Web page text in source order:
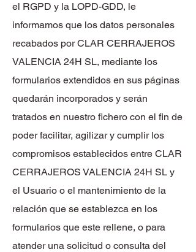
el RGPD y la LOPD-GDD, le
informamos que los datos personales
recabados por CLAR CERRAJEROS
VALENCIA 24H SL, mediante los
formularios extendidos en sus páginas
quedarán incorporados y serán
tratados en nuestro fichero con el fin de
poder facilitar, agilizar y cumplir los
compromisos establecidos entre CLAR
CERRAJEROS VALENCIA 24H SL y
el Usuario o el mantenimiento de la
relación que se establezca en los
formularios que este rellene, o para
atender una solicitud o consulta del